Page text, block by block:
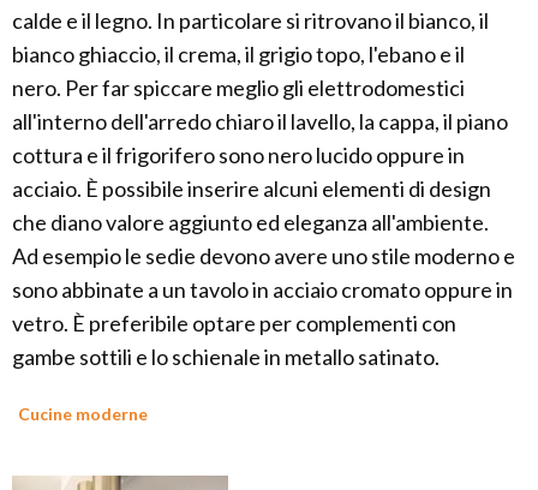
calde e il legno. In particolare si ritrovano il bianco, il
bianco ghiaccio, il crema, il grigio topo, l'ebano e il
nero. Per far spiccare meglio gli elettrodomestici
all'interno dell'arredo chiaro il lavello, la cappa, il piano
cottura e il frigorifero sono nero lucido oppure in
acciaio. È possibile inserire alcuni elementi di design
che diano valore aggiunto ed eleganza all'ambiente.
Ad esempio le sedie devono avere uno stile moderno e
sono abbinate a un tavolo in acciaio cromato oppure in
vetro. È preferibile optare per complementi con
gambe sottili e lo schienale in metallo satinato.
Cucine moderne